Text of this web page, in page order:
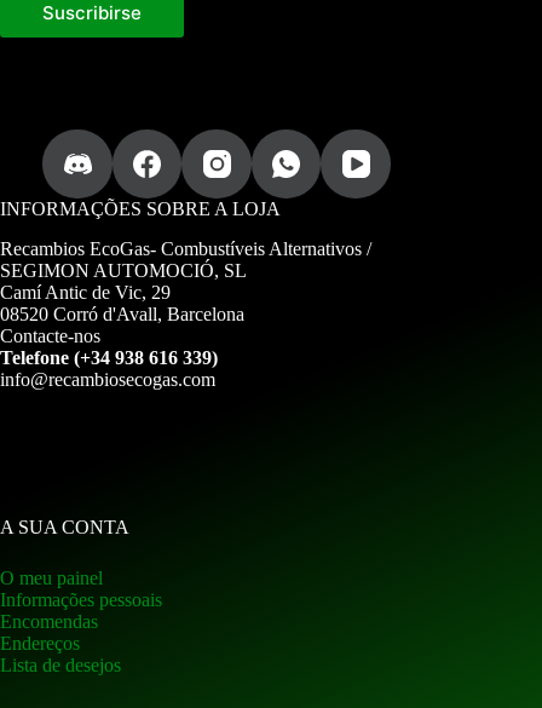
Suscribirse
INFORMAÇÕES SOBRE A LOJA
Recambios EcoGas- Combustíveis Alternativos /
SEGIMON AUTOMOCIÓ, SL
Camí Antic de Vic, 29
08520 Corró d'Avall, Barcelona
Contacte-nos
Telefone (+34 938 616 339)
info@recambiosecogas.com
A SUA CONTA
O meu painel
Informações pessoais
Encomendas
Endereços
Lista de desejos